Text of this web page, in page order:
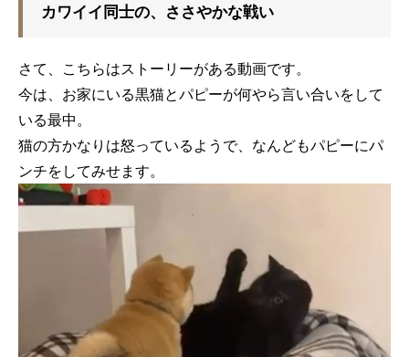
カワイイ同士の、ささやかな戦い
さて、こちらはストーリーがある動画です。
今は、お家にいる黒猫とパピーが何やら言い合いをして
いる最中。
猫の方かなりは怒っているようで、なんどもパピーにパ
ンチをしてみせます。